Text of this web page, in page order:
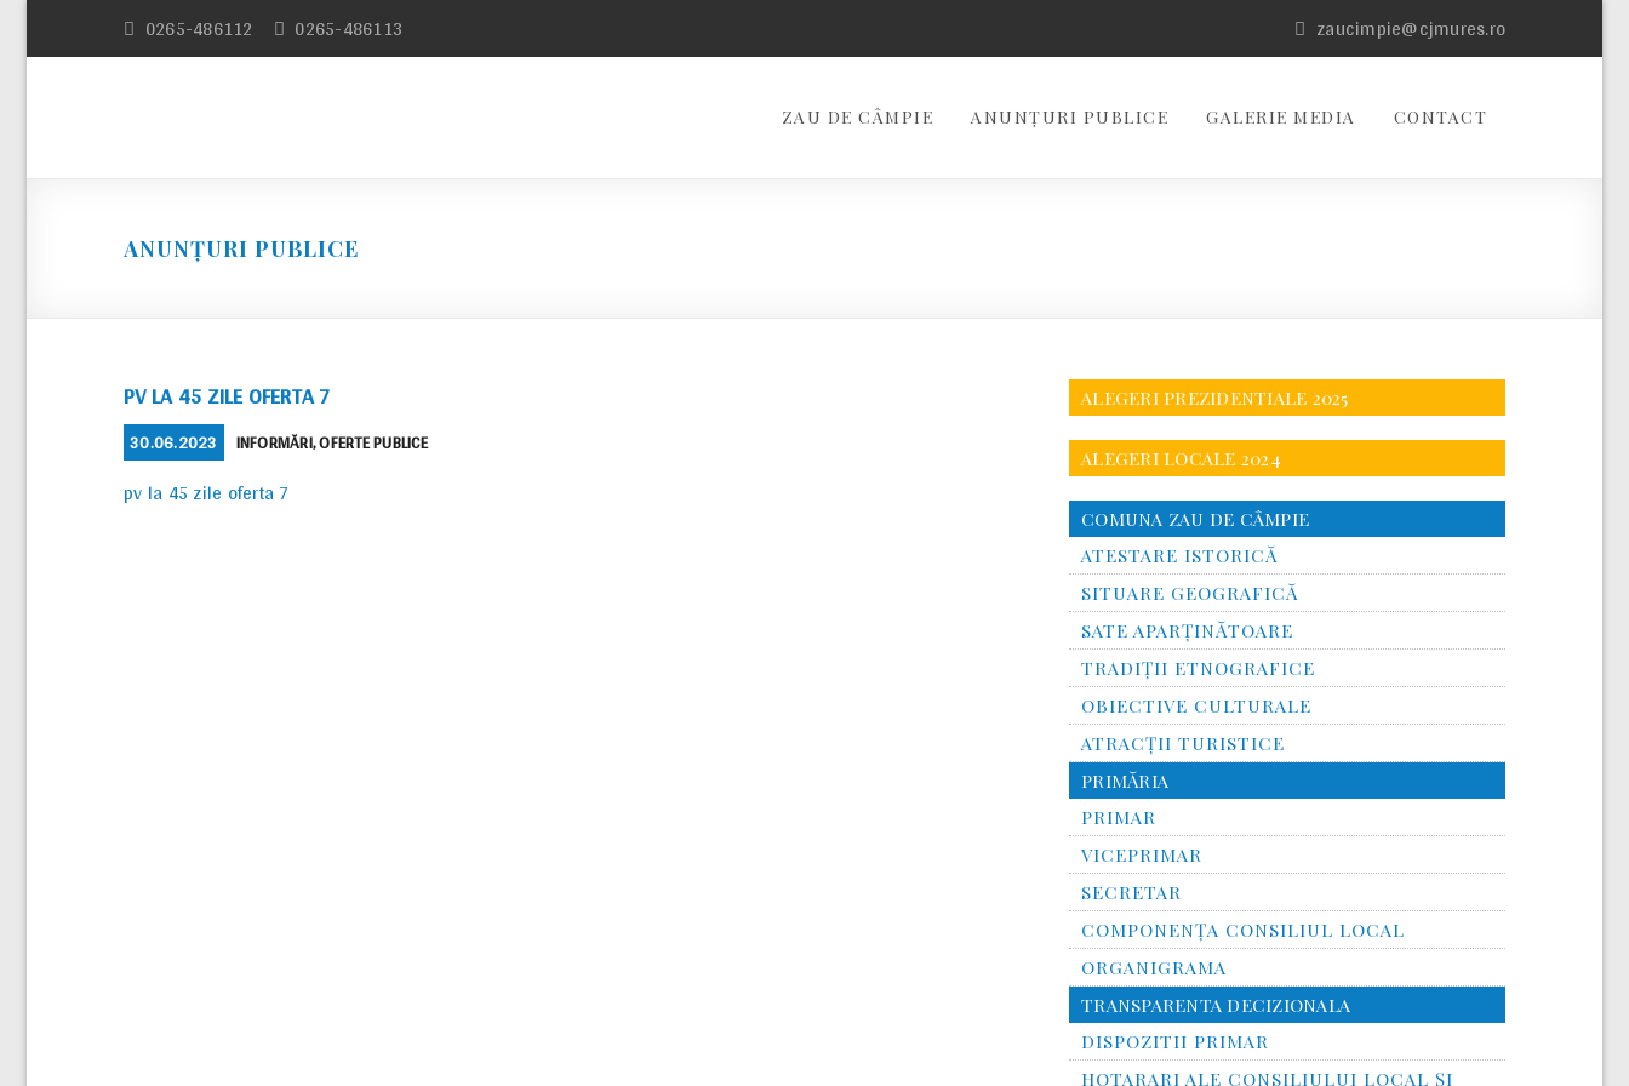
0265-486112 0265-486113 zaucimpie@cjmures.ro
ZAU DE CÂMPIE ANUNȚURI PUBLICE GALERIE MEDIA CONTACT
ANUNȚURI PUBLICE
PV LA 45 ZILE OFERTA 7
POSTED
ON
30.06.2023 CATEGORIES
INFORMĂRI,OFERTE PUBLICE
pv la 45 zile oferta 7
ALEGERI PREZIDENTIALE 2025
ALEGERI LOCALE 2024
COMUNA ZAU DE CÂMPIE
ATESTARE ISTORICĂ
SITUARE GEOGRAFICĂ
SATE APARȚINĂTOARE
TRADIȚII ETNOGRAFICE
OBIECTIVE CULTURALE
ATRACȚII TURISTICE
PRIMĂRIA
PRIMAR
VICEPRIMAR
SECRETAR
COMPONENȚA CONSILIUL LOCAL
ORGANIGRAMA
TRANSPARENTA DECIZIONALA
DISPOZITII PRIMAR
HOTARARI ALE CONSILIULUI LOCAL ȘI